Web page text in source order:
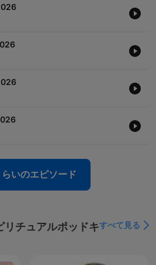
らいのエピソード
リチュアルポッドキすべて見る